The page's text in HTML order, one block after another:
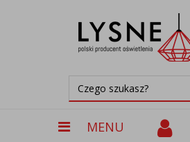
MENU